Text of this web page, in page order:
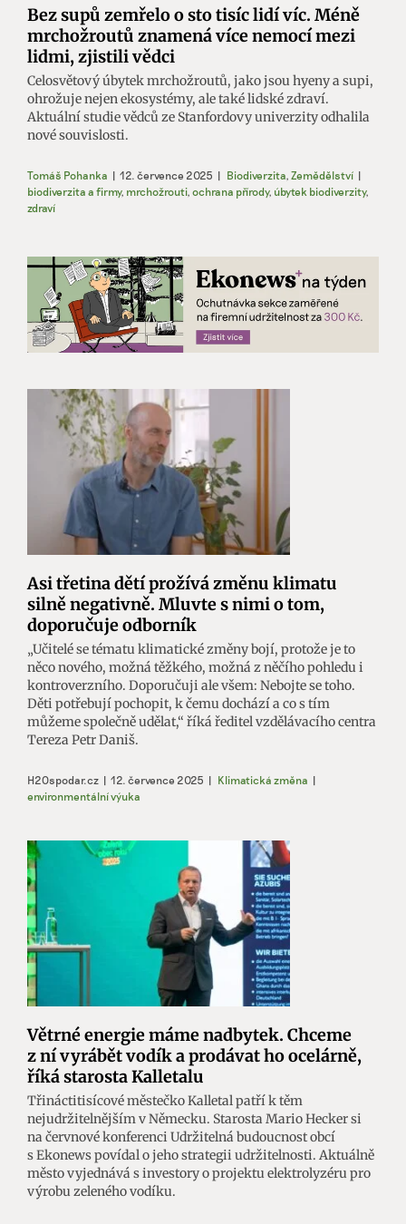
Bez supů zemřelo o sto tisíc lidí víc. Méně
mrchožroutů znamená více nemocí mezi
lidmi, zjistili vědci
Celosvětový úbytek mrchožroutů, jako jsou hyeny a supi,
ohrožuje nejen ekosystémy, ale také lidské zdraví.
Aktuální studie vědců ze Stanfordovy univerzity odhalila
nové souvislosti.
Tomáš Pohanka | 12. července 2025 | Biodiverzita, Zemědělství |
biodiverzita a firmy, mrchožrouti, ochrana přírody, úbytek biodiverzity,
zdraví
Asi třetina dětí prožívá změnu klimatu
silně negativně. Mluvte s nimi o tom,
doporučuje odborník
„Učitelé se tématu klimatické změny bojí, protože je to
něco nového, možná těžkého, možná z něčího pohledu i
kontroverzního. Doporučuji ale všem: Nebojte se toho.
Děti potřebují pochopit, k čemu dochází a co s tím
můžeme společně udělat,“ říká ředitel vzdělávacího centra
Tereza Petr Daniš.
H2Ospodar.cz | 12. července 2025 | Klimatická změna |
environmentální výuka
Větrné energie máme nadbytek. Chceme
z ní vyrábět vodík a prodávat ho ocelárně,
říká starosta Kalletalu
Třináctitisícové městečko Kalletal patří k těm
nejudržitelnějším v Německu. Starosta Mario Hecker si
na červnové konferenci Udržitelná budoucnost obcí
s Ekonews povídal o jeho strategii udržitelnosti. Aktuálně
město vyjednává s investory o projektu elektrolyzéru pro
výrobu zeleného vodíku.